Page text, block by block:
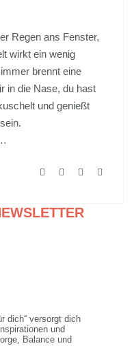
Regen ans Fenster,
wirkt ein wenig
brennt eine
in die Nase, du hast
und genießt
dich“ versorgt dich
und
Balance und